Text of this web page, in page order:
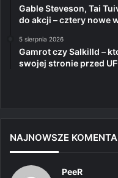
Gable Steveson, Tai
do akcji – cztery nowe
5 sierpnia 2026
Gamrot czy Salkilld –
swojej stronie przed
NAJNOWSZE
PeeR